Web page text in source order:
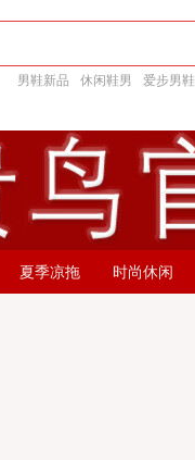
男鞋新品 休闲鞋男 爱步男鞋
夏季凉拖 时尚休闲